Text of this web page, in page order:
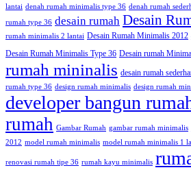
lantai denah rumah minimalis type 36 denah rumah
rumah type 36 desain rumah Desain
rumah minimalis 2 lantai
Desain Rumah Minimalis 2012
Desain Rumah Minimalis Type 36 Desain rumah
rumah mininalis desain rumah
rumah type 36 design rumah minimalis design rumah
developer bangun
rumah Gambar Rumah gambar rumah minimalis
2012 model rumah minimalis model rumah minimalis 1
renovasi rumah tipe 36 rumah kayu minimalis